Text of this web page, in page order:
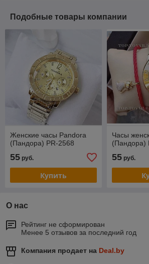
Подобные товары компании
Женские часы Pandora
(Пандора) PR-2568
55 руб.
Купить
Часы
(Пандора)
55руб.
О нас
Рейтинг не сформирован
Менее 5 отзывов за последний год
Компания продает на Deal.by